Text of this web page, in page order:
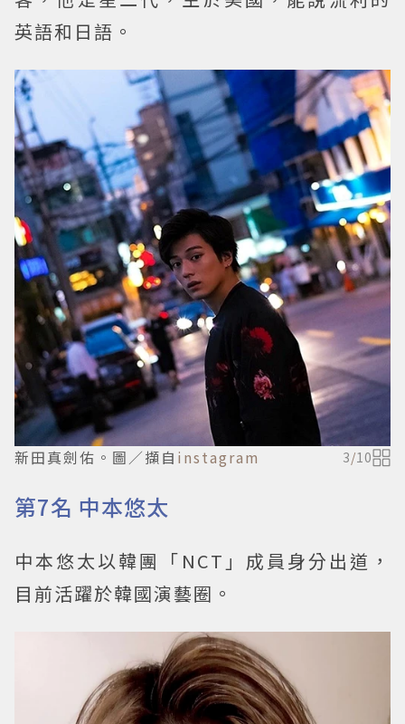
英語和日語。
新田真劍佑。圖／擷自 instagram 3/10
第7名 中本悠太
中本悠太以韓團「NCT」成員身分出道，
目前活躍於韓國演藝圈。